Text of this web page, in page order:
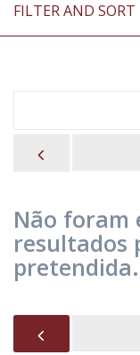
FILTER AND SORT
Não foram
resultados
pretendida.